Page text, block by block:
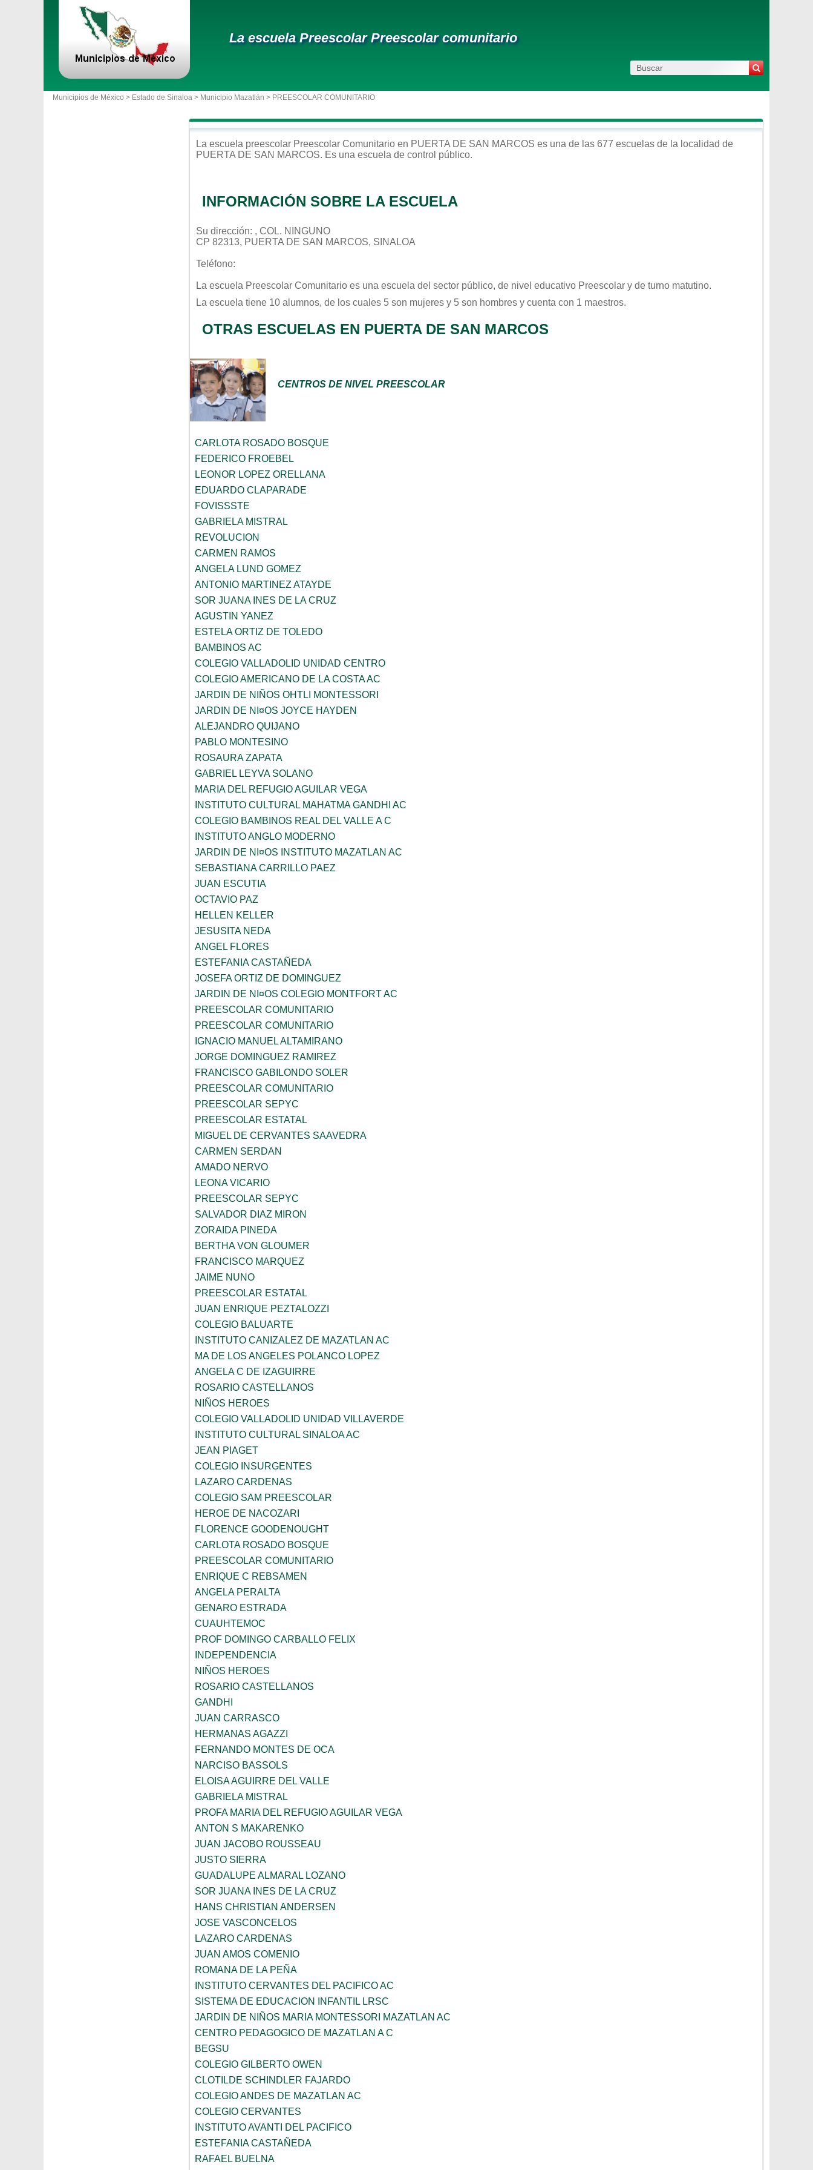
La escuela Preescolar Preescolar comunitario
Municipios de México > Estado de Sinaloa > Municipio Mazatlán > PREESCOLAR COMUNITARIO
La escuela preescolar Preescolar Comunitario en PUERTA DE SAN MARCOS es una de las 677 escuelas de la localidad de
PUERTA DE SAN MARCOS. Es una escuela de control público.
INFORMACIÓN SOBRE LA ESCUELA
Su dirección: , COL. NINGUNO
CP 82313, PUERTA DE SAN MARCOS, SINALOA
Teléfono:
La escuela Preescolar Comunitario es una escuela del sector público, de nivel educativo Preescolar y de turno matutino.
La escuela tiene 10 alumnos, de los cuales 5 son mujeres y 5 son hombres y cuenta con 1 maestros.
OTRAS ESCUELAS EN PUERTA DE SAN MARCOS
CENTROS DE NIVEL PREESCOLAR
CARLOTA ROSADO BOSQUE
FEDERICO FROEBEL
LEONOR LOPEZ ORELLANA
EDUARDO CLAPARADE
FOVISSSTE
GABRIELA MISTRAL
REVOLUCION
CARMEN RAMOS
ANGELA LUND GOMEZ
ANTONIO MARTINEZ ATAYDE
SOR JUANA INES DE LA CRUZ
AGUSTIN YANEZ
ESTELA ORTIZ DE TOLEDO
BAMBINOS AC
COLEGIO VALLADOLID UNIDAD CENTRO
COLEGIO AMERICANO DE LA COSTA AC
JARDIN DE NIÑOS OHTLI MONTESSORI
JARDIN DE NI¤OS JOYCE HAYDEN
ALEJANDRO QUIJANO
PABLO MONTESINO
ROSAURA ZAPATA
GABRIEL LEYVA SOLANO
MARIA DEL REFUGIO AGUILAR VEGA
INSTITUTO CULTURAL MAHATMA GANDHI AC
COLEGIO BAMBINOS REAL DEL VALLE A C
INSTITUTO ANGLO MODERNO
JARDIN DE NI¤OS INSTITUTO MAZATLAN AC
SEBASTIANA CARRILLO PAEZ
JUAN ESCUTIA
OCTAVIO PAZ
HELLEN KELLER
JESUSITA NEDA
ANGEL FLORES
ESTEFANIA CASTAÑEDA
JOSEFA ORTIZ DE DOMINGUEZ
JARDIN DE NI¤OS COLEGIO MONTFORT AC
PREESCOLAR COMUNITARIO
PREESCOLAR COMUNITARIO
IGNACIO MANUEL ALTAMIRANO
JORGE DOMINGUEZ RAMIREZ
FRANCISCO GABILONDO SOLER
PREESCOLAR COMUNITARIO
PREESCOLAR SEPYC
PREESCOLAR ESTATAL
MIGUEL DE CERVANTES SAAVEDRA
CARMEN SERDAN
AMADO NERVO
LEONA VICARIO
PREESCOLAR SEPYC
SALVADOR DIAZ MIRON
ZORAIDA PINEDA
BERTHA VON GLOUMER
FRANCISCO MARQUEZ
JAIME NUNO
PREESCOLAR ESTATAL
JUAN ENRIQUE PEZTALOZZI
COLEGIO BALUARTE
INSTITUTO CANIZALEZ DE MAZATLAN AC
MA DE LOS ANGELES POLANCO LOPEZ
ANGELA C DE IZAGUIRRE
ROSARIO CASTELLANOS
NIÑOS HEROES
COLEGIO VALLADOLID UNIDAD VILLAVERDE
INSTITUTO CULTURAL SINALOA AC
JEAN PIAGET
COLEGIO INSURGENTES
LAZARO CARDENAS
COLEGIO SAM PREESCOLAR
HEROE DE NACOZARI
FLORENCE GOODENOUGHT
CARLOTA ROSADO BOSQUE
PREESCOLAR COMUNITARIO
ENRIQUE C REBSAMEN
ANGELA PERALTA
GENARO ESTRADA
CUAUHTEMOC
PROF DOMINGO CARBALLO FELIX
INDEPENDENCIA
NIÑOS HEROES
ROSARIO CASTELLANOS
GANDHI
JUAN CARRASCO
HERMANAS AGAZZI
FERNANDO MONTES DE OCA
NARCISO BASSOLS
ELOISA AGUIRRE DEL VALLE
GABRIELA MISTRAL
PROFA MARIA DEL REFUGIO AGUILAR VEGA
ANTON S MAKARENKO
JUAN JACOBO ROUSSEAU
JUSTO SIERRA
GUADALUPE ALMARAL LOZANO
SOR JUANA INES DE LA CRUZ
HANS CHRISTIAN ANDERSEN
JOSE VASCONCELOS
LAZARO CARDENAS
JUAN AMOS COMENIO
ROMANA DE LA PEÑA
INSTITUTO CERVANTES DEL PACIFICO AC
SISTEMA DE EDUCACION INFANTIL LRSC
JARDIN DE NIÑOS MARIA MONTESSORI MAZATLAN AC
CENTRO PEDAGOGICO DE MAZATLAN A C
BEGSU
COLEGIO GILBERTO OWEN
CLOTILDE SCHINDLER FAJARDO
COLEGIO ANDES DE MAZATLAN AC
COLEGIO CERVANTES
INSTITUTO AVANTI DEL PACIFICO
ESTEFANIA CASTAÑEDA
RAFAEL BUELNA